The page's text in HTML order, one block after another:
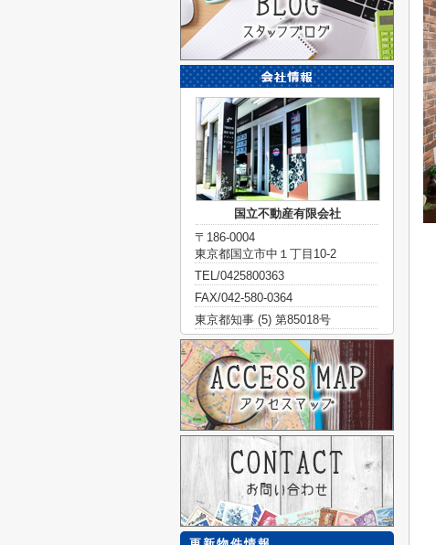
国立不動産有限会社
〒186-0004
東京都国立市中１丁目10-2
TEL/0425800363
FAX/042-580-0364
東京都知事 (5) 第85018号